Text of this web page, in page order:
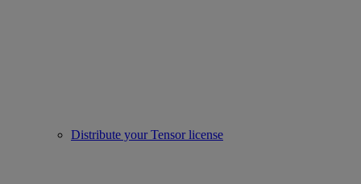
Distribute your Tensor license